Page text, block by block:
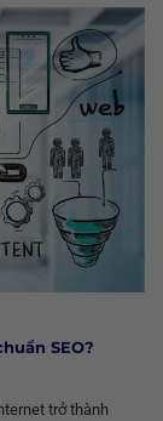
SEO?
trở thành